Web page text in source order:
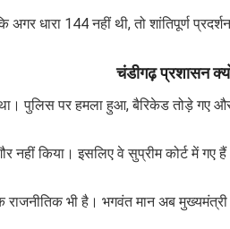
धारा 144 नहीं थी, तो शांतिपूर्ण
चंडीगढ़ प्रशासन
था। पुलिस पर हमला हुआ, बैरिकेड तोड़े
नहीं किया। इसलिए वे सुप्रीम कोर्ट में गए
राजनीतिक भी है। भगवंत मान अब